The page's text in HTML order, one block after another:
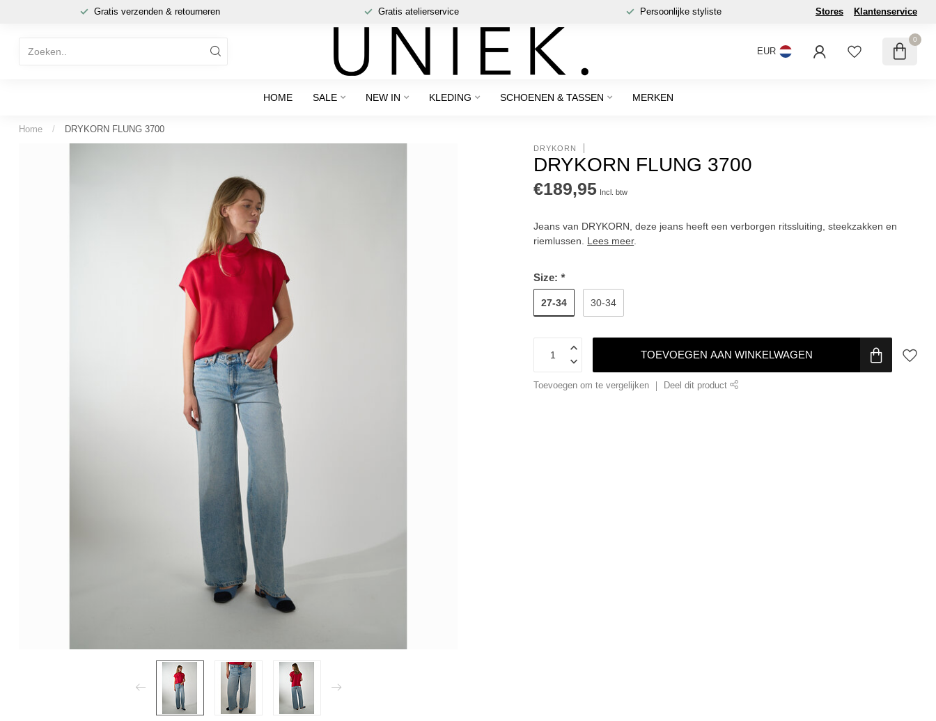
Gratis verzenden & retourneren Gratis atelierservice Persoonlijke styliste Stores Klantenservice
EUR
0
HOME SALE NEW IN KLEDING SCHOENEN & TASSEN MERKEN
Home / DRYKORN FLUNG 3700
DRYKORN
DRYKORN FLUNG 3700
€189,95 Incl. btw
Jeans van DRYKORN, deze jeans heeft een verborgen ritssluiting, steekzakken en
riemlussen. Lees meer.
Size:*
27-34 30-34
TOEVOEGEN AAN WINKELWAGEN
Toevoegen om te vergelijken Deel dit product